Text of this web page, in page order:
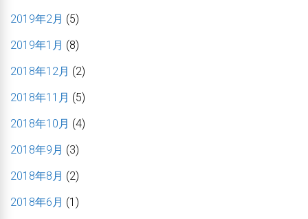
2019年2月 (5)
2019年1月 (8)
2018年12月 (2)
2018年11月 (5)
2018年10月 (4)
2018年9月 (3)
2018年8月 (2)
2018年6月 (1)